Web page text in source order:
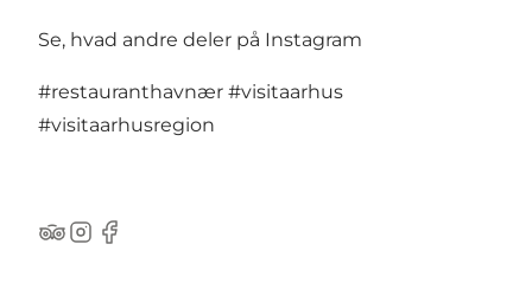
Se, hvad andre deler på Instagram
#restauranthavnær #visitaarhus
#visitaarhusregion
TripAdvisor
Instagram
Facebook